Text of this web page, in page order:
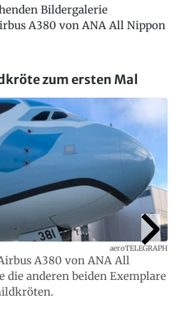
Bildergalerie
A380 von ANA All Nippon
zum ersten Mal
A380 von ANA All
anderen beiden Exemplare
aeroTELEGRAPH